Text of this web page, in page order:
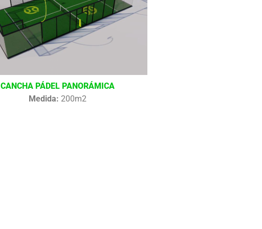
CANCHA PÁDEL PANORÁMICA
Medida: 200m2